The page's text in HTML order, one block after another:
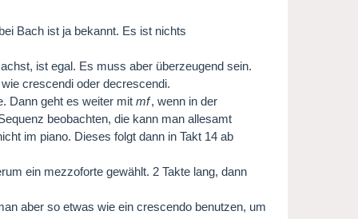
Bach ist ja bekannt. Es ist nichts
ist egal. Es muss aber überzeugend sein.
crescendi oder decrescendi.
Dann geht es weiter mitmf, wenn in der
beobachten, die kann man allesamt
im piano. Dieses folgt dann in Takt 14 ab
ein mezzoforte gewählt. 2 Takte lang, dann
aber so etwas wie ein crescendo benutzen, um